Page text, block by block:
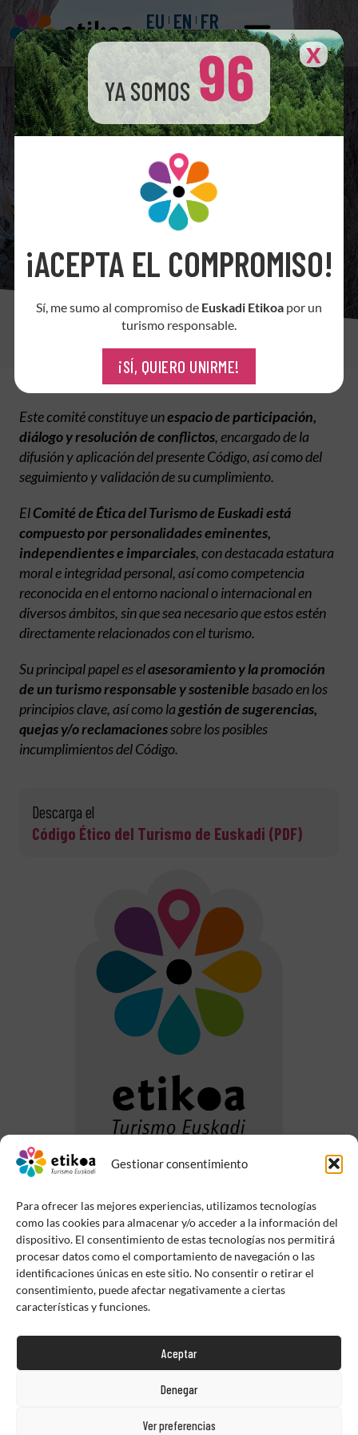
Gestionar consentimiento
Para ofrecer las mejores experiencias, utilizamos tecnologías
como las cookies para almacenar y/o acceder a la información del
dispositivo. El consentimiento de estas tecnologías nos permitirá
procesar datos como el comportamiento de navegación o las
identificaciones únicas en este sitio. No consentir o retirar el
consentimiento, puede afectar negativamente a ciertas
características y funciones.
Aceptar
Denegar
Ver preferencias
EU EN FR
Comité de Ética del Turismo
Este comité constituye unespacio de participación,
diálogo y resolución de conflictos, encargado de la
difusión y aplicación del presente Código, así como del
seguimiento y validación de su cumplimiento.
ElComité de Ética del Turismo de Euskadi está
compuesto por personalidades eminentes,
independientes e imparciales, con destacada estatura
moral e integridad personal, así como competencia
reconocida en el entorno nacional o internacional en
diversos ámbitos, sin que sea necesario que estos estén
directamente relacionados con el turismo.
Su principal papel es elasesoramiento y la promoción
de un turismo responsable y sostenible basado en los
principios clave, así como lagestión de sugerencias,
quejas y/o reclamacionessobre los posibles
incumplimientos del Código.
Descarga el
Código Ético del Turismo de Euskadi (PDF)
YA SOMOS 96 X
¡ACEPTA EL COMPROMISO!
Sí, me sumo al compromiso de Euskadi Etikoapor un
turismo responsable.
¡SÍ, QUIERO UNIRME!